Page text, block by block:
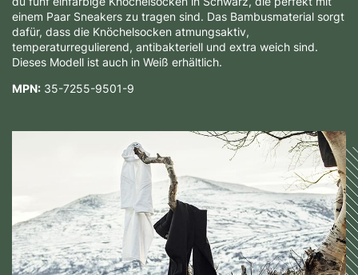
einem Paar Sneakers zu tragen sind. Das Bambusmaterial sorgt
dafür, dass die Knöchelsocken atmungsaktiv,
temperaturregulierend, antibakteriell und extra weich sind.
Dieses Modell ist auch in Weiß erhältlich.
MPN: 35-7255-9501-9